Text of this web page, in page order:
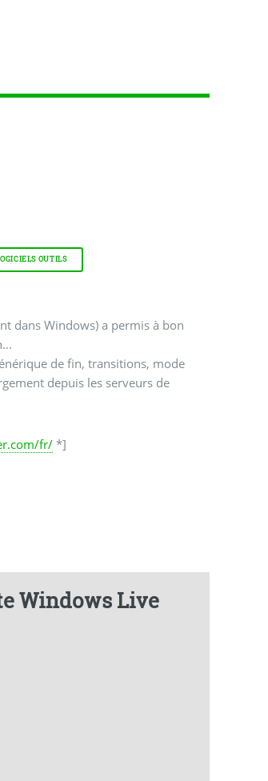
OUTILS
a permis à bon
de fin, transitions, mode
depuis les serveurs de
fr/*]
Windows Live